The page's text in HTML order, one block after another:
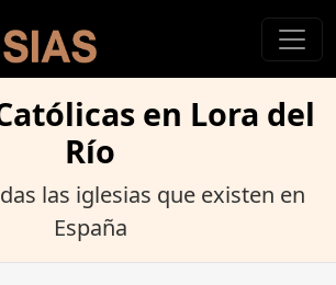
en Lora del
Río
las iglesias que existen en
España